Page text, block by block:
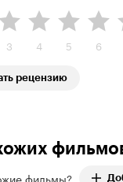
3 4 5 6
рецензию
фильмы?